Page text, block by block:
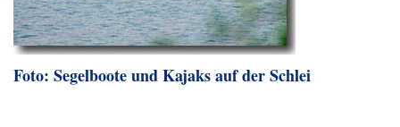
Foto: Segelboote und Kajaks auf der Schlei